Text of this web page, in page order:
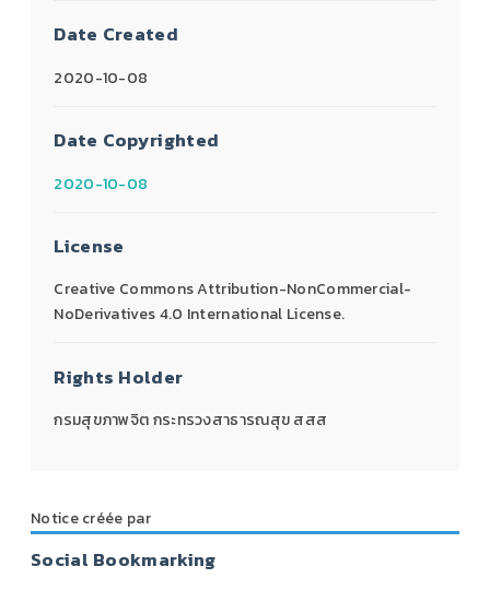
Date Created
2020-10-08
Date Copyrighted
2020-10-08
License
Creative Commons Attribution-NonCommercial-
NoDerivatives 4.0 International License.
Rights Holder
กรมสุขภาพจิต กระทรวงสาธารณสุข สสส
Notice créée par
Social Bookmarking